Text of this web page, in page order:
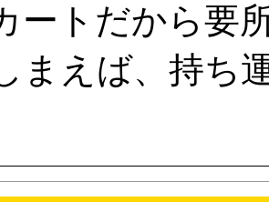
ートだから要
まえば、持ち